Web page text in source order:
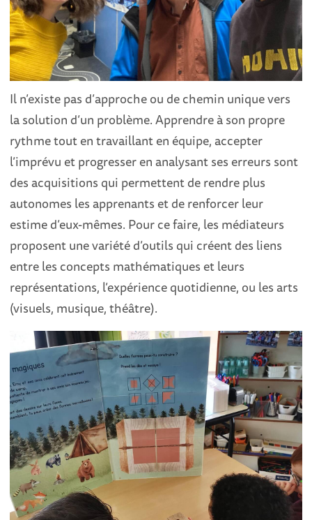
Il n’existe pas d’approche ou de chemin unique vers
la solution d’un problème. Apprendre à son propre
rythme tout en travaillant en équipe, accepter
l’imprévu et progresser en analysant ses erreurs sont
des acquisitions qui permettent de rendre plus
autonomes les apprenants et de renforcer leur
estime d’eux-mêmes. Pour ce faire, les médiateurs
proposent une variété d’outils qui créent des liens
entre les concepts mathématiques et leurs
représentations, l’expérience quotidienne, ou les arts
(visuels, musique, théâtre).